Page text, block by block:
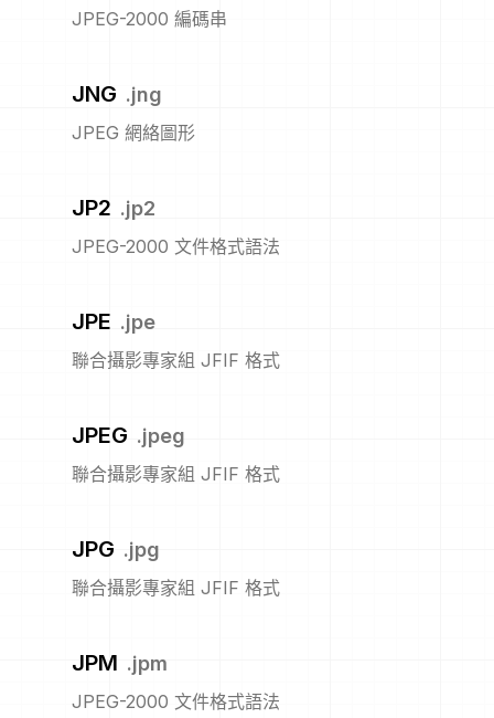
JPEG-2000 編碼串
JNG .jng
JPEG 網絡圖形
JP2 .jp2
JPEG-2000 文件格式語法
JPE .jpe
聯合攝影專家組 JFIF 格式
JPEG .jpeg
聯合攝影專家組 JFIF 格式
JPG .jpg
聯合攝影專家組 JFIF 格式
JPM .jpm
JPEG-2000 文件格式語法